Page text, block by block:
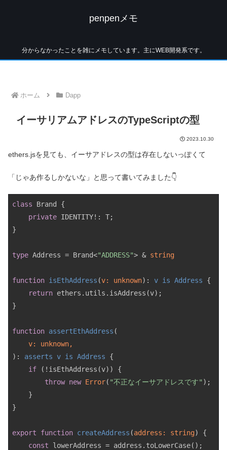
penpenメモ
分からなかったことを雑にメモしています。主にWEB開発系です。
ホーム Dapp
イーサリアムアドレスのTypeScriptの型
2023.10.30
ethers.jsを見ても、イーサアドレスの型は存在しないっぽくて
「じゃあ作るしかないな」と思って書いてみました👇
class Brand {
private IDENTITY!: T;
}
type Address = Brand<"ADDRESS"> & string
function isEthAddress (v: unknown): v is Address
{
return ethers.utils.isAddress(v);
}
function assertEthAddress (
): asserts v is Address
{
if (!isEthAddress(v)) {
throw new Error( "不正なイーサアドレスです" );
    }
}
export function createAddress (address: string) {
const lowerAddress = address.toLowerCase();